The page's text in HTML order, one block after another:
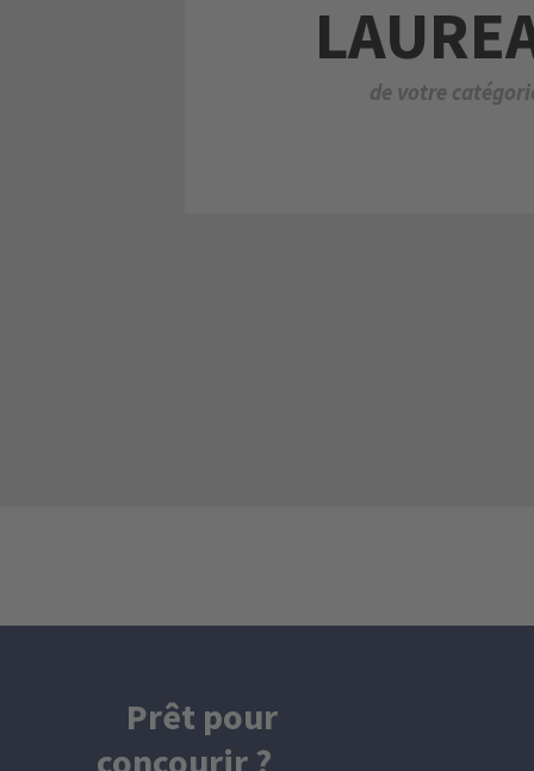
de votre
Prêt pour
concourir ?